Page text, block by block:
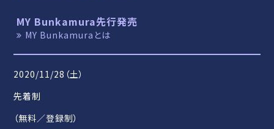
MY Bunkamura先行発売
MY Bunkamuraとは
2020/11/28（土）
先着制
（無料／登録制）